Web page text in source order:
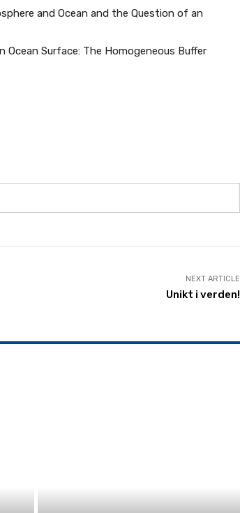
and Ocean and the Question of an
Ocean Surface: The Homogeneous Buffer
NEXT ARTICLE
Unikt i verden!